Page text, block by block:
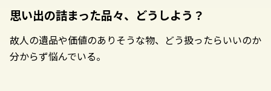
思い出の詰まった品々、どうしよう？
故人の遺品や価値のありそうな物、どう扱ったらいいのか
分からず悩んでいる。